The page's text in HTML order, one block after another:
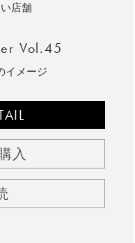
店舗
Vol.45
イメージ
入